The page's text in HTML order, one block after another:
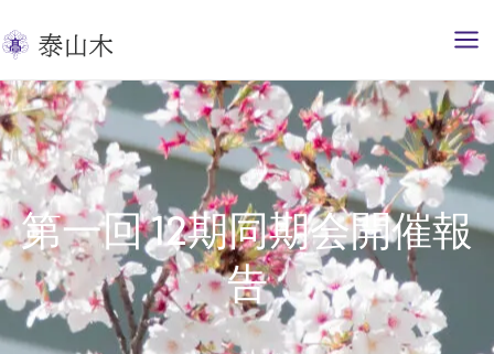
容
を
ス
キ
ッ
プ
第一回 12期同期会開催報
告